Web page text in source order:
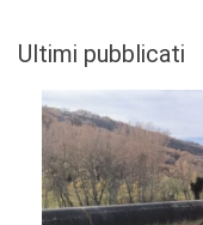
Ultimi pubblicati